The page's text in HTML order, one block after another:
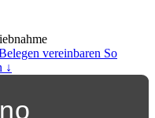
vereinbaren So
↓